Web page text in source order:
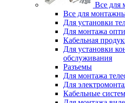
Все для
Все для
Для установки
Для монтажа
Кабельная
Для установки
обслуживания
Разъемы
Для монтажа
Для
Кабельные